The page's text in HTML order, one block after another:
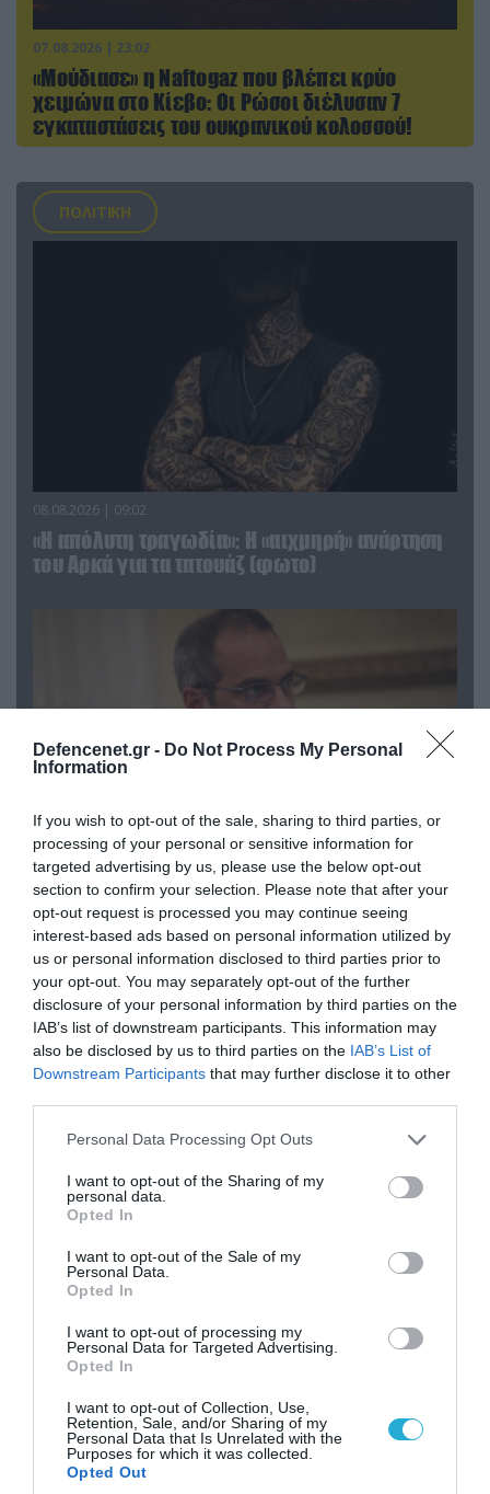
Defencenet.gr - Do Not Process My Personal
Information
If you wish to opt-out of the sale, sharing to third parties, or
processing of your personal or sensitive information for
targeted advertising by us, please use the below opt-out
section to confirm your selection. Please note that after your
opt-out request is processed you may continue seeing
interest-based ads based on personal information utilized by
us or personal information disclosed to third parties prior to
your opt-out. You may separately opt-out of the further
disclosure of your personal information by third parties on the
IAB’s list of downstream participants. This information may
also be disclosed by us to third parties on the IAB’s List of
Downstream Participants that may further disclose it to other
Please note that this website/app uses one or more Google
not limited to your visit or usage behaviour. You may click to
grant or deny consent to Google and its third-party tags to
use your data for below specified purposes in below Google
consent section.
Personal Data Processing Opt Outs
I want to opt-out of the Sharing of my
personal data.
Opted In
I want to opt-out of the Sale of my
Personal Data.
Opted In
I want to opt-out of processing my
Personal Data for Targeted Advertising.
Opted In
I want to opt-out of Collection, Use,
Retention, Sale, and/or Sharing of my
Personal Data that Is Unrelated with the
Purposes for which it was collected.
Opted Out
07.08.2026 | 23:02
«Μούδιασε» η Naftogaz που βλέπει κρύο
χειμώνα στο Κίεβο: Οι Ρώσοι διέλυσαν 7
εγκαταστάσεις του ουκρανικού κολοσσού!
ΠΟΛΙΤΙΚΗ
08.08.2026 | 09:02
«Η απόλυτη τραγωδία»: Η «αιχμηρή» ανάρτηση
του Αρκά για τα τατουάζ (φωτο)
07.08.2026 | 20:02
Ο Γιάννης Αλαφούζος «τέλειωσε» τον
Κωνσταντίνο Ζούλα από τον ΣΚΑΪ – Ο λόγος της
απομάκρυνσής του
06.08.2026 | 14:02
«Επιχείρηση ελεύθερα πεζοδρόμια» στην
Αθήνα: Απομακρύνθηκαν παράνομα
αντικείμενα από κοινόχρηστους χώρους